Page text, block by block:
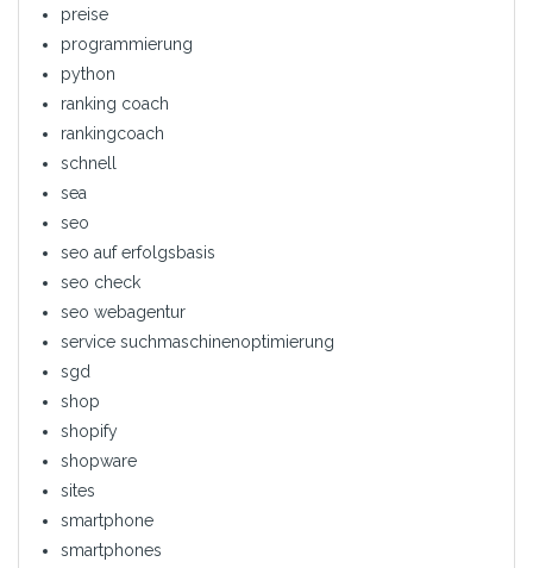
preise
programmierung
python
ranking coach
rankingcoach
schnell
sea
seo
seo auf erfolgsbasis
seo check
seo webagentur
service suchmaschinenoptimierung
sgd
shop
shopify
shopware
sites
smartphone
smartphones